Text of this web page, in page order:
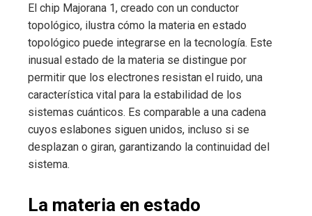
El chip Majorana 1, creado con un conductor
topológico, ilustra cómo la materia en estado
topológico puede integrarse en la tecnología. Este
inusual estado de la materia se distingue por
permitir que los electrones resistan el ruido, una
característica vital para la estabilidad de los
sistemas cuánticos. Es comparable a una cadena
cuyos eslabones siguen unidos, incluso si se
desplazan o giran, garantizando la continuidad del
sistema.
La materia en estado